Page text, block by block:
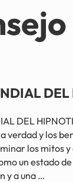
DEL
verdad y los
los mitos
un estado
y a una …